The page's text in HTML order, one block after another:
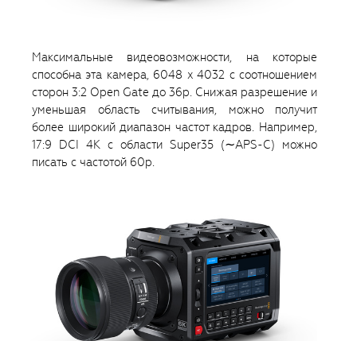
Максимальные видеовозможности, на которые
способна эта камера, 6048 x 4032 с соотношением
сторон 3:2 Open Gate до 36p. Снижая разрешение и
уменьшая область считывания, можно получит
более широкий диапазон частот кадров. Например,
17:9 DCI 4K с области Super35 (∼APS-C) можно
писать с частотой 60p.